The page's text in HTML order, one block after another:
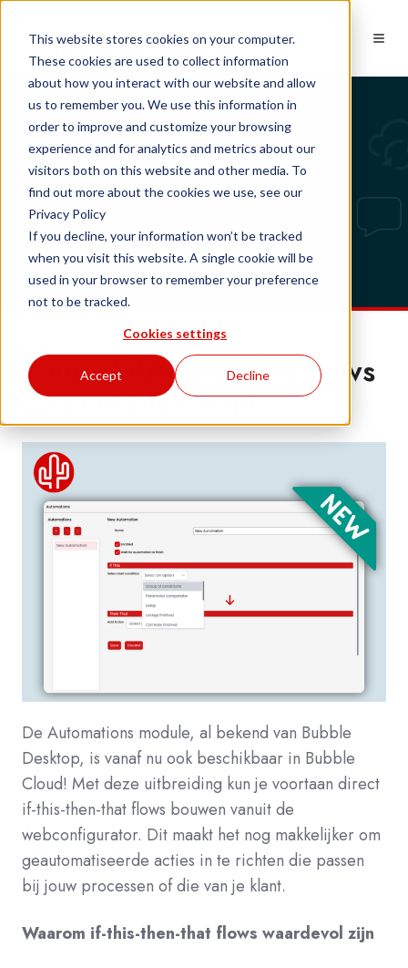
This website stores cookies on your computer.
These cookies are used to collect information
about how you interact with our website and allow
us to remember you. We use this information in
order to improve and customize your browsing
experience and for analytics and metrics about our
visitors both on this website and other media. To
find out more about the cookies we use, see our
Privacy Policy
If you decline, your information won’t be tracked
when you visit this website. A single cookie will be
used in your browser to remember your preference
not to be tracked.
Cookies settings
Accept Decline
Tech updates
Bouw if-this-then-that flows
met Bubble Cloud
De Automations module, al bekend van Bubble
Desktop, is vanaf nu ook beschikbaar in Bubble
Cloud! Met deze uitbreiding kun je voortaan direct
if-this-then-that flows bouwen vanuit de
webconfigurator. Dit maakt het nog makkelijker om
geautomatiseerde acties in te richten die passen
bij jouw processen of die van je klant.
Waarom if-this-then-that flows waardevol zijn